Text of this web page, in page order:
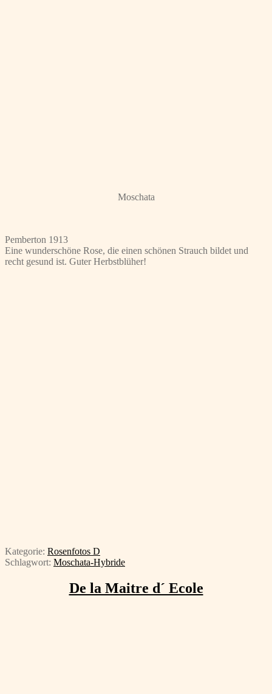
Moschata
Pemberton 1913
Eine wunderschöne Rose, die einen schönen Strauch bildet und
recht gesund ist. Guter Herbstblüher!
Kategorie: Rosenfotos D
Schlagwort: Moschata-Hybride
De la Maitre d´ Ecole